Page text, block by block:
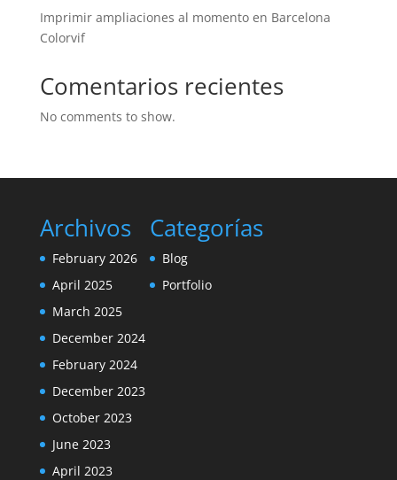
Imprimir ampliaciones al momento en Barcelona
Colorvif
Comentarios recientes
No comments to show.
Archivos
February 2026
April 2025
March 2025
December 2024
February 2024
December 2023
October 2023
June 2023
April 2023
Categorías
Blog
Portfolio